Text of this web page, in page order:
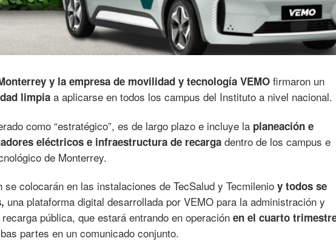
y la empresa de movilidad y tecnología VEMO firmaron un
limpia a aplicarse en todos los campus del Instituto a nivel nacional.
como “estratégico”, es de largo plazo e incluye la planeación e
eléctricos e infraestructura de recarga dentro de los campus e
de Monterrey.
se colocarán en las instalaciones de TecSalud y Tecmilenio y todos se
una plataforma digital desarrollada por VEMO para la administración y
pública, que estará entrando en operación en el cuarto
partes en un comunicado conjunto.